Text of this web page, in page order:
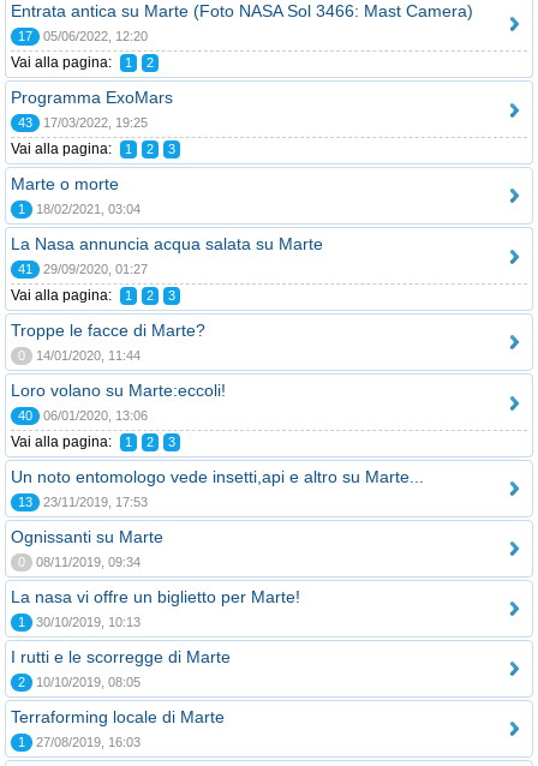
Entrata antica su Marte (Foto NASA Sol 3466: Mast Camera)
17 05/06/2022, 12:20
Vai alla pagina: 1 2
Programma ExoMars
43 17/03/2022, 19:25
Vai alla pagina: 1 2 3
Marte o morte
1 18/02/2021, 03:04
La Nasa annuncia acqua salata su Marte
41 29/09/2020, 01:27
Vai alla pagina: 1 2 3
Troppe le facce di Marte?
0 14/01/2020, 11:44
Loro volano su Marte:eccoli!
40 06/01/2020, 13:06
Vai alla pagina: 1 2 3
Un noto entomologo vede insetti,api e altro su Marte...
13 23/11/2019, 17:53
Ognissanti su Marte
0 08/11/2019, 09:34
La nasa vi offre un biglietto per Marte!
1 30/10/2019, 10:13
I rutti e le scorregge di Marte
2 10/10/2019, 08:05
Terraforming locale di Marte
1 27/08/2019, 16:03